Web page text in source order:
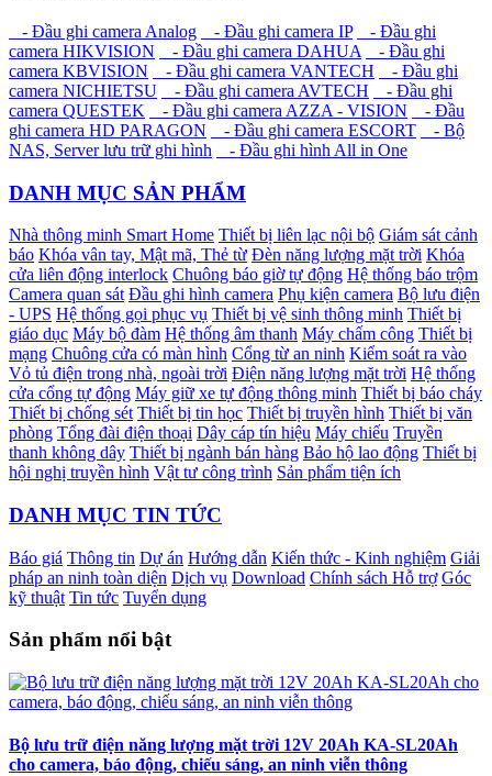
- Đầu ghi camera Analog - Đầu ghi camera IP
- Đầu ghi
camera HIKVISION
- Đầu ghi camera DAHUA
- Đầu ghi
camera KBVISION
- Đầu ghi camera VANTECH
- Đầu ghi
camera NICHIETSU
- Đầu ghi camera AVTECH
- Đầu ghi
camera QUESTEK
- Đầu ghi camera AZZA - VISION
- Đầu
ghi camera HD PARAGON
- Đầu ghi camera ESCORT
- Bộ
NAS, Server lưu trữ ghi hình
- Đầu ghi hình All in One
DANH MỤC SẢN PHẨM
Nhà thông minh Smart Home Thiết bị liên lạc nội bộ Giám sát cảnh
báo Khóa vân tay, Mật mã, Thẻ từ Đèn năng lượng mặt trời Khóa
cửa liên động interlock Chuông báo giờ tự động Hệ thống báo trộm
Camera quan sát Đầu ghi hình camera Phụ kiện camera Bộ lưu điện
- UPS Hệ thống gọi phục vụ Thiết bị vệ sinh thông minh Thiết bị
giáo dục Máy bộ đàm Hệ thống âm thanh Máy chấm công Thiết bị
mạng Chuông cửa có màn hình Cổng từ an ninh Kiểm soát ra vào
Vỏ tủ điện trong nhà, ngoài trời Điện năng lượng mặt trời Hệ thống
cửa cổng tự động Máy giữ xe tự động thông minh Thiết bị báo cháy
Thiết bị chống sét Thiết bị tin học Thiết bị truyền hình Thiết bị văn
phòng Tổng đài điện thoại Dây cáp tín hiệu Máy chiếu Truyền
thanh không dây Thiết bị ngành bán hàng Bảo hộ lao động Thiết bị
hội nghị truyền hình Vật tư công trình Sản phẩm tiện ích
DANH MỤC TIN TỨC
Báo giá Thông tin Dự án Hướng dẫn Kiến thức - Kinh nghiệm Giải
pháp an ninh toàn diện Dịch vụ Download Chính sách Hỗ trợ Góc
kỹ thuật Tin tức Tuyển dụng
Sản phẩm nổi bật
Bộ lưu trữ điện năng lượng mặt trời 12V 20Ah KA-SL20Ah
cho camera, báo động, chiếu sáng, an ninh viễn thông